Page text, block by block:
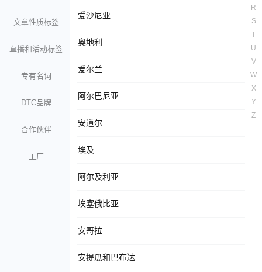
文章性质标签
直播和活动标签
专有名词
DTC品牌
合作伙伴
工厂
爱沙尼亚
奥地利
爱尔兰
阿尔巴尼亚
安道尔
埃及
阿尔及利亚
埃塞俄比亚
安哥拉
安提瓜和巴布达
R
S
T
U
V
W
X
Y
Z